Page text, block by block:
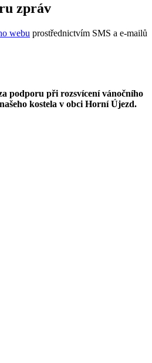
zpráv
webu prostřednictvím SMS a e-mailů
podporu při rozsvícení vánočního
kostela v obci Horní Újezd.